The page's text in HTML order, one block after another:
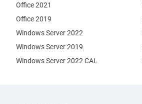
Office 2021
Office 2019
Windows Server 2022
Windows Server 2019
Windows Server 2022 CAL